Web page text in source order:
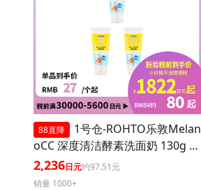
88直降
1号仓-ROHTO乐敦Melan
oCC 深度清洁酵素洗面奶 130g 3
个装
2,236日元约97.51元
销量 1000+